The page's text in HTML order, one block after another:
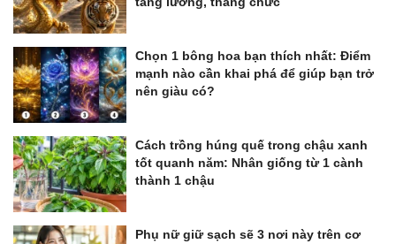
Chọn 1 bông hoa bạn thích nhất: Điểm
mạnh nào cần khai phá để giúp bạn trở
nên giàu có?
Cách trồng húng quế trong chậu xanh
tốt quanh năm: Nhân giống từ 1 cành
thành 1 chậu
Phụ nữ giữ sạch sẽ 3 nơi này trên cơ